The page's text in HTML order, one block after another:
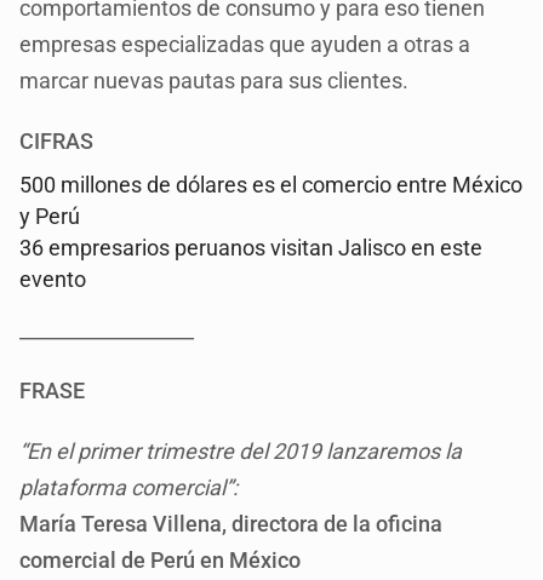
comportamientos de consumo y para eso tienen
empresas especializadas que ayuden a otras a
marcar nuevas pautas para sus clientes.
CIFRAS
500 millones de dólares es el comercio entre México
y Perú
36 empresarios peruanos visitan Jalisco en este
evento
FRASE
“En el primer trimestre del 2019 lanzaremos la
plataforma comercial”:
María Teresa Villena, directora de la oficina
comercial de Perú en México